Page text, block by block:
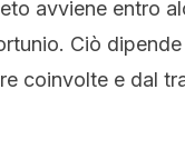
avviene entro
Ciò
coinvolte e dal